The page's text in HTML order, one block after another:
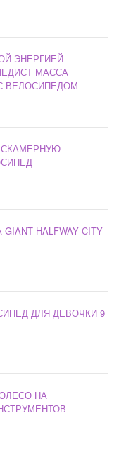
ЭНЕРГИЕЙ
МАССА
ВЕЛОСИПЕДОМ
HALFWAY CITY
ДЛЯ ДЕВОЧКИ 9
НА